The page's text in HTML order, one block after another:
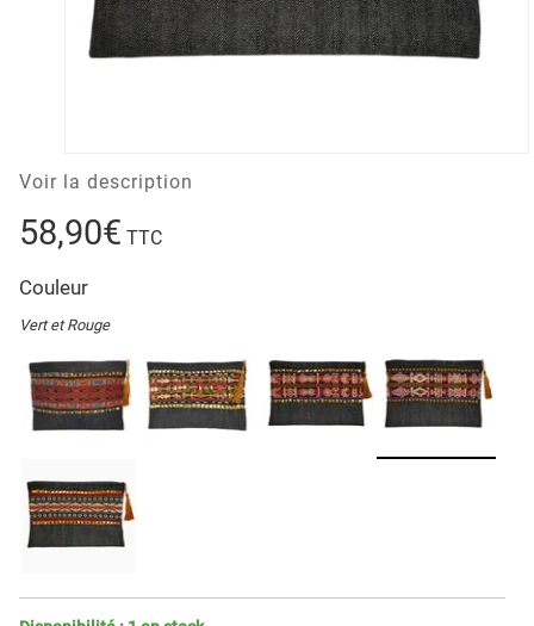
Voir la description
58,90€ TTC
Couleur
Vert et Rouge